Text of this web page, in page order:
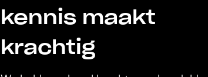
kennis maakt
krachtig